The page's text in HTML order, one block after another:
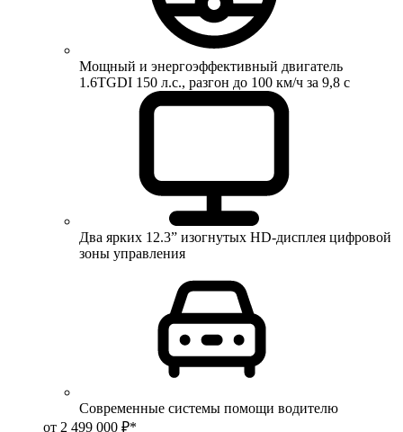
Мощный и энергоэффективный двигатель
1.6TGDI 150 л.с., разгон до 100 км/ч за 9,8 с
Два ярких 12.3” изогнутых HD-дисплея цифровой
зоны управления
Современные системы помощи водителю
от 2 499 000 ₽*